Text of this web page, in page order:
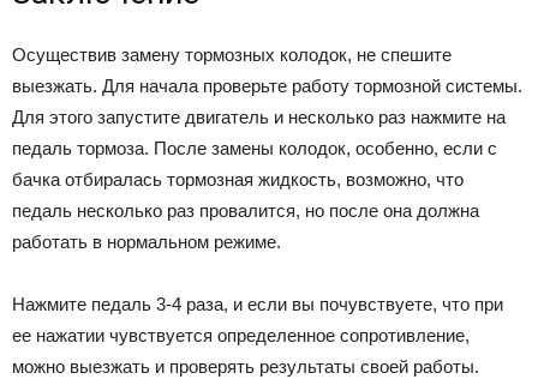
Осуществив замену тормозных колодок, не спешите
выезжать. Для начала проверьте работу тормозной системы.
Для этого запустите двигатель и несколько раз нажмите на
педаль тормоза. После замены колодок, особенно, если с
бачка отбиралась тормозная жидкость, возможно, что
педаль несколько раз провалится, но после она должна
работать в нормальном режиме.
Нажмите педаль 3-4 раза, и если вы почувствуете, что при
ее нажатии чувствуется определенное сопротивление,
можно выезжать и проверять результаты своей работы.